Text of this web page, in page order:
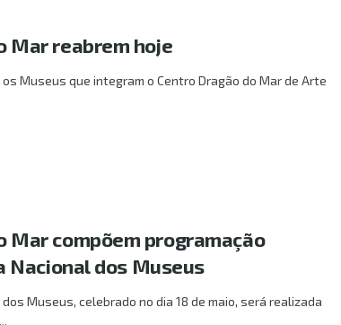
Mar reabrem hoje
Museus que integram o Centro Dragão do Mar de Arte
Mar compõem programação
Nacional dos Museus
Museus, celebrado no dia 18 de maio, será realizada